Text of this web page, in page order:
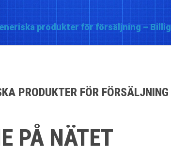
produkter för försäljning –
PRODUKTER FÖR
PÅ NÄTET